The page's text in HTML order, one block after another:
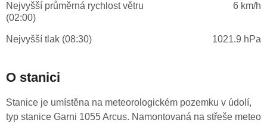
Nejvyšší průměrná rychlost větru
(02:00)
6 km/h
Nejvyšší tlak (08:30) 1021.9 hPa
O stanici
Stanice je umístěna na meteorologickém pozemku v údolí,
typ stanice Garni 1055 Arcus. Namontovaná na střeše meteo